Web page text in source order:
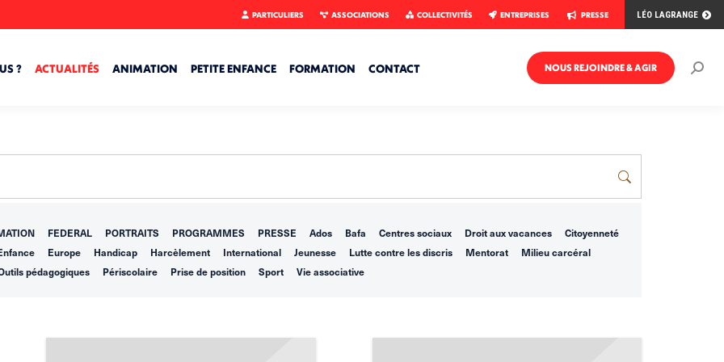
PARTICULIERS ASSOCIATIONS COLLECTIVITÉS ENTREPRISES PRESSE LÉO LAGRANGE
? ACTUALITÉS ANIMATION PETITE ENFANCE FORMATION CONTACT NOUS REJOINDRE & AGIR
FEDERAL PORTRAITS PROGRAMMES PRESSE Ados Bafa Centres sociaux Droit aux vacances
Citoyenneté
Europe Handicap Harcèlement International Jeunesse Lutte contre les discris Mentorat
Milieu carcéral
pédagogiques
Périscolaire Prise de position Sport Vie associative